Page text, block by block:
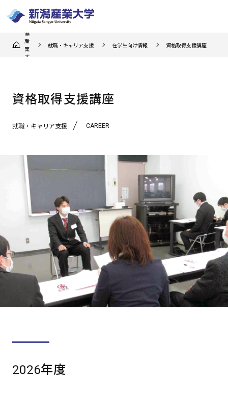
潟
産
業
大
就職・キャリア支援 在学生向け情報 資格取得支援講座
資格取得支援講座
就職・キャリア支援 CAREER
2026年度